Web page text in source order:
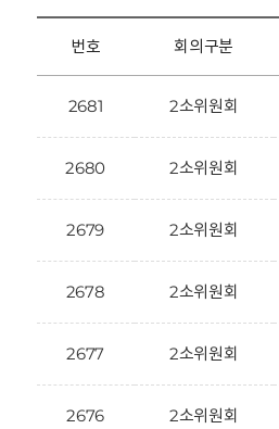
번호 회의구분
2681 2소위원회
2680 2소위원회
2679 2소위원회
2678 2소위원회
2677 2소위원회
2676 2소위원회